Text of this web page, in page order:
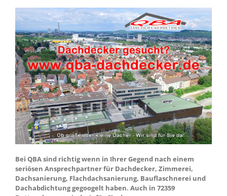
Bei QBA sind richtig wenn in Ihrer Gegend nach einem
seriösen Ansprechpartner für Dachdecker, Zimmerei,
Dachsanierung, Flachdachsanierung, Bauflaschnerei und
Dachabdichtung gegoogelt haben. Auch in 72359